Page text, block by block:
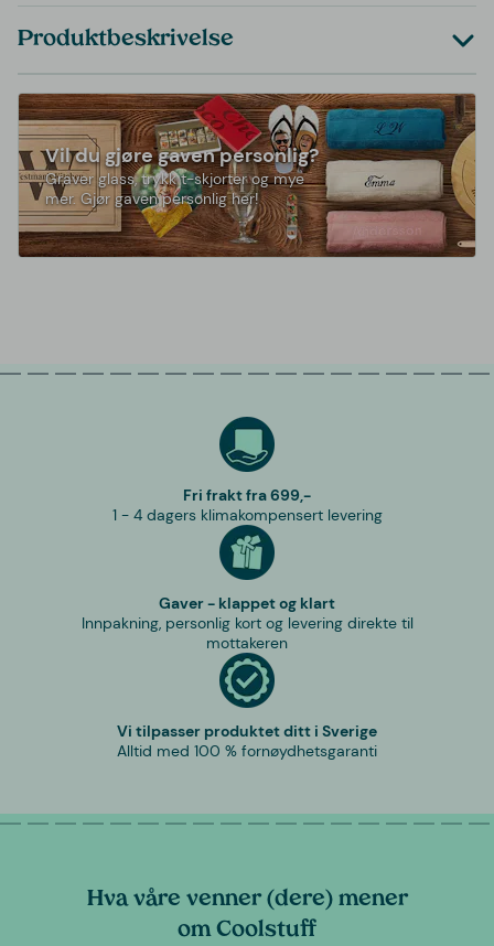
Produktbeskrivelse
Vil du gjøre gaven personlig?
Graver glass, trykk t-skjorter og mye
mer. Gjør gaven personlig her!
Fri frakt fra 699,-
1 - 4 dagers klimakompensert levering
Gaver - klappet og klart
Innpakning, personlig kort og levering direkte til
mottakeren
Vi tilpasser produktet ditt i Sverige
Alltid med 100 % fornøydhetsgaranti
Hva våre venner (dere) mener
om Coolstuff